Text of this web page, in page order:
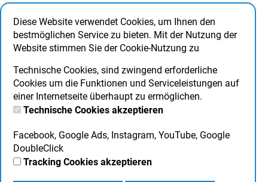
Tel: 0451/122 4741
Tel: 0451/ 122 4761
Freibad Schlutup
Palinger Weg 70
23568 Lübeck
Tel: 0451/ 122 4751
Rechtliche Angaben
Impressum
AGB
DSB
Haus- und Badeordnung
Social Media
Facebook
Diese Website verwendet Cookies, um Ihnen den
bestmöglichen Service zu bieten. Mit der Nutzung der
Website stimmen Sie der Cookie-Nutzung zu
Technische Cookies, sind zwingend erforderliche
Cookies um die Funktionen und Serviceleistungen auf
einer Internetseite überhaupt zu ermöglichen.
Technische Cookies akzeptieren
Facebook, Google Ads, Instagram, YouTube, Google
DoubleClick
Tracking Cookies akzeptieren